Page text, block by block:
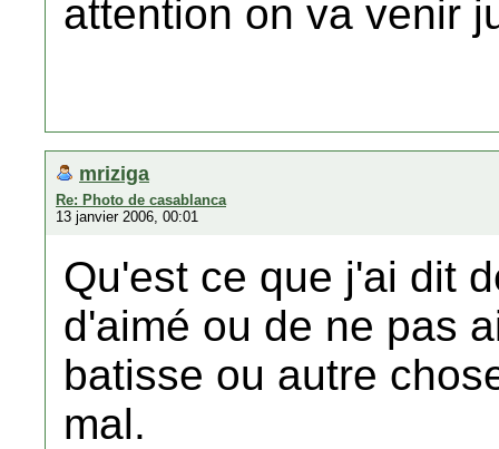
attention on va venir
mriziga
Re: Photo de casablanca
13 janvier 2006, 00:01
Qu'est ce que j'ai dit
d'aimé ou de ne pas
batisse ou autre
mal.